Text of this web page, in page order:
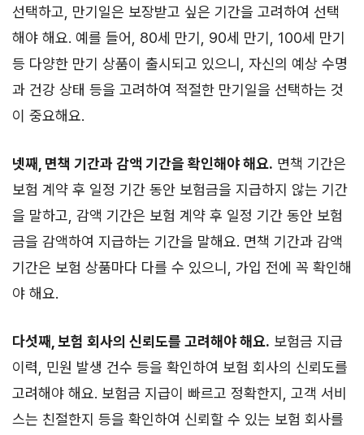
선택하고, 만기일은 보장받고 싶은 기간을 고려하여 선택
해야 해요. 예를 들어, 80세 만기, 90세 만기, 100세 만기
등 다양한 만기 상품이 출시되고 있으니, 자신의 예상 수명
과 건강 상태 등을 고려하여 적절한 만기일을 선택하는 것
이 중요해요.
넷째, 면책 기간과 감액 기간을 확인해야 해요. 면책 기간은
보험 계약 후 일정 기간 동안 보험금을 지급하지 않는 기간
을 말하고, 감액 기간은 보험 계약 후 일정 기간 동안 보험
금을 감액하여 지급하는 기간을 말해요. 면책 기간과 감액
기간은 보험 상품마다 다를 수 있으니, 가입 전에 꼭 확인해
야 해요.
다섯째, 보험 회사의 신뢰도를 고려해야 해요. 보험금 지급
이력, 민원 발생 건수 등을 확인하여 보험 회사의 신뢰도를
고려해야 해요. 보험금 지급이 빠르고 정확한지, 고객 서비
스는 친절한지 등을 확인하여 신뢰할 수 있는 보험 회사를